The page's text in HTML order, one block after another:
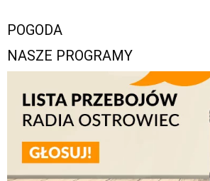
POGODA
NASZE PROGRAMY